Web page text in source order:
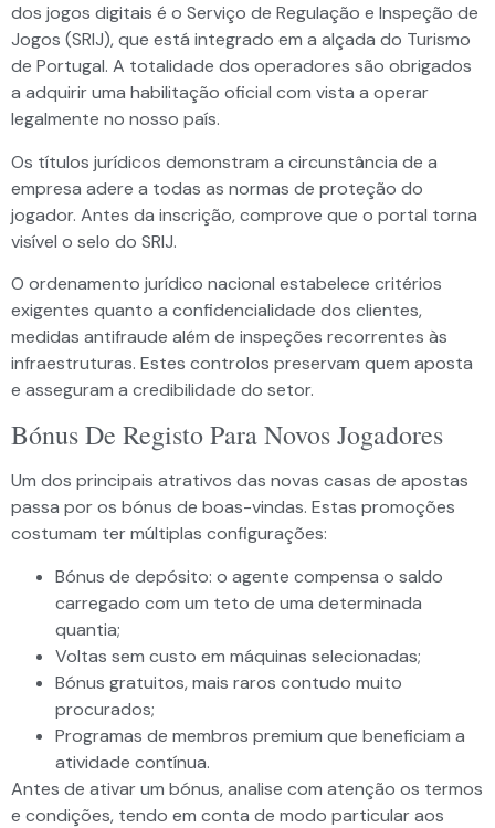
dos jogos digitais é o Serviço de Regulação e Inspeção de
Jogos (SRIJ), que está integrado em a alçada do Turismo
de Portugal. A totalidade dos operadores são obrigados
a adquirir uma habilitação oficial com vista a operar
legalmente no nosso país.
Os títulos jurídicos demonstram a circunstância de a
empresa adere a todas as normas de proteção do
jogador. Antes da inscrição, comprove que o portal torna
visível o selo do SRIJ.
O ordenamento jurídico nacional estabelece critérios
exigentes quanto a confidencialidade dos clientes,
medidas antifraude além de inspeções recorrentes às
infraestruturas. Estes controlos preservam quem aposta
e asseguram a credibilidade do setor.
Bónus De Registo Para Novos Jogadores
Um dos principais atrativos das novas casas de apostas
passa por os bónus de boas-vindas. Estas promoções
costumam ter múltiplas configurações:
Bónus de depósito: o agente compensa o saldo
carregado com um teto de uma determinada
quantia;
Voltas sem custo em máquinas selecionadas;
Bónus gratuitos, mais raros contudo muito
procurados;
Programas de membros premium que beneficiam a
atividade contínua.
Antes de ativar um bónus, analise com atenção os termos
e condições, tendo em conta de modo particular aos